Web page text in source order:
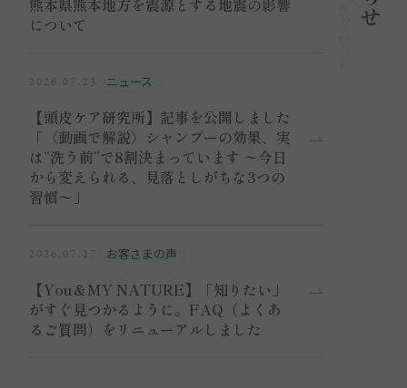
熊本県熊本地方を震源とする地震の影響
について
2026.07.23 ニュース
【頭皮ケア研究所】記事を公開しました
「〈動画で解説〉シャンプーの効果、実
は“洗う前”で8割決まっています 〜今日
から変えられる、見落としがちな3つの
習慣〜」
2026.07.17 お客さまの声
【You＆MY NATURE】「知りたい」
がすぐ見つかるように。FAQ（よくあ
るご質問）をリニューアルしました